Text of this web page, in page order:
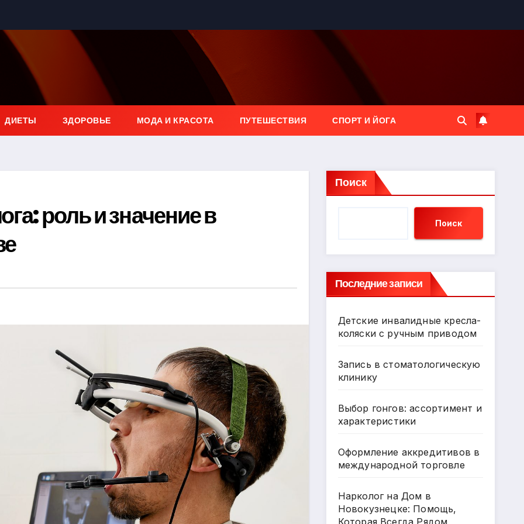
ДИЕТЫ ЗДОРОВЬЕ МОДА И КРАСОТА ПУТЕШЕСТВИЯ СПОРТ И ЙОГА
роль и значение в
Поиск
Поиск
Последние записи
Детские инвалидные кресла-
коляски с ручным приводом
Запись в стоматологическую
клинику
Выбор гонгов: ассортимент и
характеристики
Оформление аккредитивов в
международной торговле
Нарколог на Дом в
Новокузнецке: Помощь,
Которая Всегда Рядом